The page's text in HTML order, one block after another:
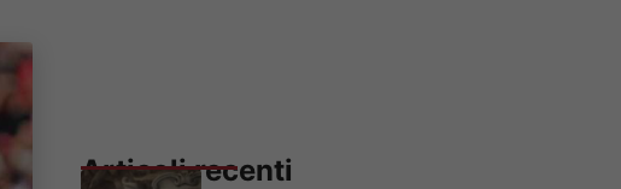
Articoli recenti